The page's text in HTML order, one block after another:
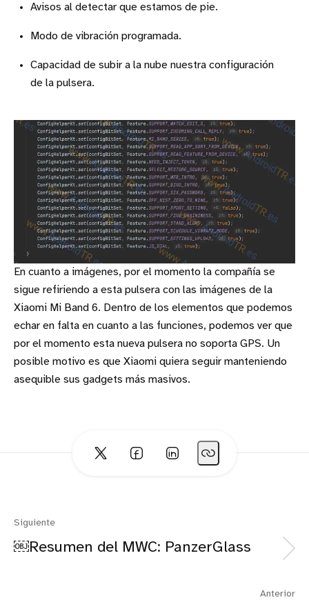
Avisos al detectar que estamos de pie.
Modo de vibración programada.
Capacidad de subir a la nube nuestra configuración
de la pulsera.
En cuanto a imágenes, por el momento la compañía se
sigue refiriendo a esta pulsera con las imágenes de la
Xiaomi Mi Band 6. Dentro de los elementos que podemos
echar en falta en cuanto a las funciones, podemos ver que
por el momento esta nueva pulsera no soporta GPS. Un
posible motivo es que Xiaomi quiera seguir manteniendo
asequible sus gadgets más masivos.
Siguiente
￼Resumen del MWC: PanzerGlass
Anterior